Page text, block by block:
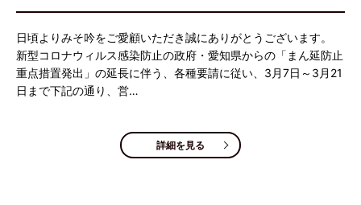
日頃よりみそ吟をご愛顧いただき誠にありがとうございます。
新型コロナウィルス感染防止の政府・愛知県からの「まん延防止
重点措置発出」の延長に伴う、各種要請に従い、3月7日～3月21
日まで下記の通り、営…
詳細を見る